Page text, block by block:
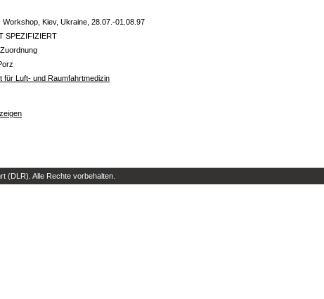
Workshop, Kiev, Ukraine, 28.07.-01.08.97
SPEZIFIZIERT
für Luft- und Raumfahrtmedizin
(DLR). Alle Rechte vorbehalten.